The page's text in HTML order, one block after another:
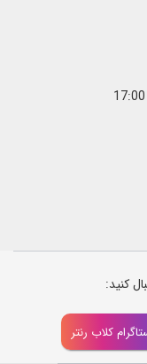
کنید:
کلاب رنتر